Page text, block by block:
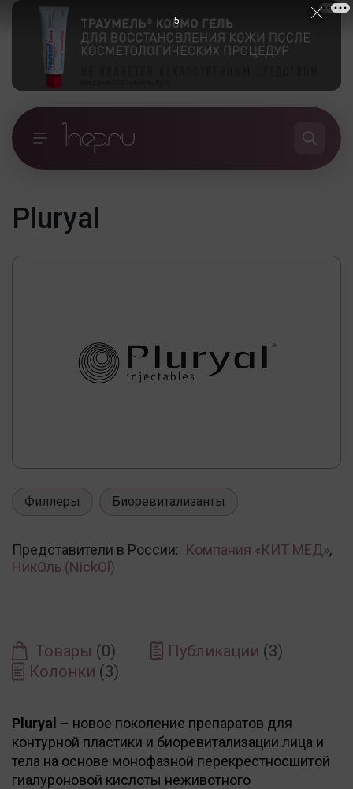
Pluryal
Филлеры Биоревитализанты
Представители в России: Компания «КИТ МЕД»,
НикОль (NickOl)
Товары (0) Публикации (3)
Колонки (3)
Pluryal – новое поколение препаратов для
контурной пластики и биоревитализации лица и
тела на основе монофазной перекрестносшитой
гиалуроновой кислоты неживотного
4